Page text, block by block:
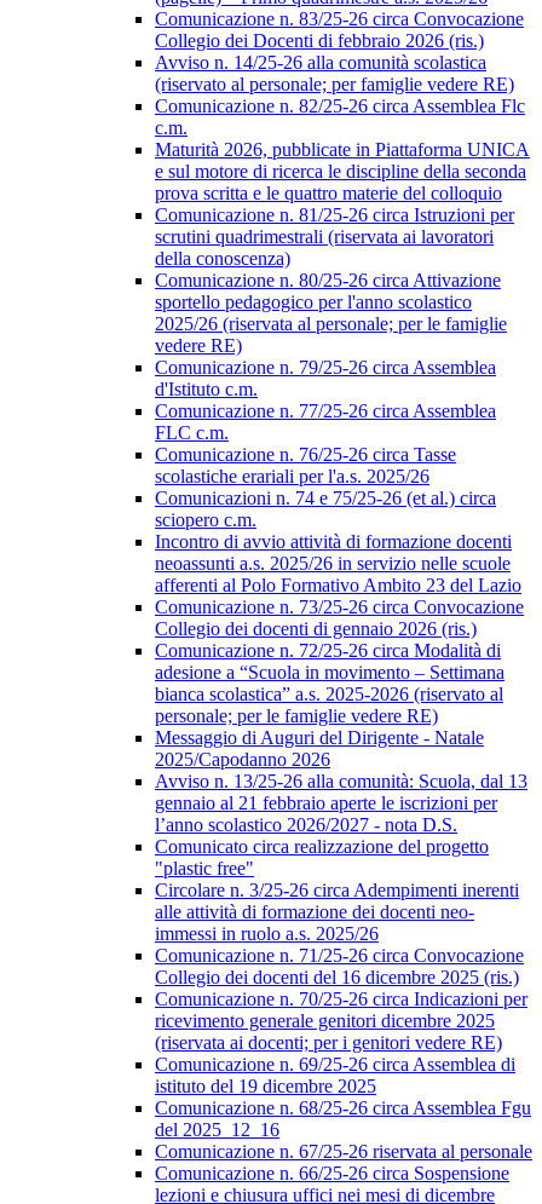
Comunicazione n. 83/25-26 circa Convocazione
Collegio dei Docenti di febbraio 2026 (ris.)
Avviso n. 14/25-26 alla comunità scolastica
(riservato al personale; per famiglie vedere RE)
Comunicazione n. 82/25-26 circa Assemblea Flc
c.m.
Maturità 2026, pubblicate in Piattaforma UNICA
e sul motore di ricerca le discipline della seconda
prova scritta e le quattro materie del colloquio
Comunicazione n. 81/25-26 circa Istruzioni per
scrutini quadrimestrali (riservata ai lavoratori
della conoscenza)
Comunicazione n. 80/25-26 circa Attivazione
sportello pedagogico per l'anno scolastico
2025/26 (riservata al personale; per le famiglie
vedere RE)
Comunicazione n. 79/25-26 circa Assemblea
d'Istituto c.m.
Comunicazione n. 77/25-26 circa Assemblea
FLC c.m.
Comunicazione n. 76/25-26 circa Tasse
scolastiche erariali per l'a.s. 2025/26
Comunicazioni n. 74 e 75/25-26 (et al.) circa
sciopero c.m.
Incontro di avvio attività di formazione docenti
neoassunti a.s. 2025/26 in servizio nelle scuole
afferenti al Polo Formativo Ambito 23 del Lazio
Comunicazione n. 73/25-26 circa Convocazione
Collegio dei docenti di gennaio 2026 (ris.)
Comunicazione n. 72/25-26 circa Modalità di
adesione a “Scuola in movimento – Settimana
bianca scolastica” a.s. 2025-2026 (riservato al
personale; per le famiglie vedere RE)
Messaggio di Auguri del Dirigente - Natale
2025/Capodanno 2026
Avviso n. 13/25-26 alla comunità: Scuola, dal 13
gennaio al 21 febbraio aperte le iscrizioni per
l’anno scolastico 2026/2027 - nota D.S.
Comunicato circa realizzazione del progetto
"plastic free"
Circolare n. 3/25-26 circa Adempimenti inerenti
alle attività di formazione dei docenti neo-
immessi in ruolo a.s. 2025/26
Comunicazione n. 71/25-26 circa Convocazione
Collegio dei docenti del 16 dicembre 2025 (ris.)
Comunicazione n. 70/25-26 circa Indicazioni per
ricevimento generale genitori dicembre 2025
(riservata ai docenti; per i genitori vedere RE)
Comunicazione n. 69/25-26 circa Assemblea di
istituto del 19 dicembre 2025
Comunicazione n. 68/25-26 circa Assemblea Fgu
del 2025_12_16
Comunicazione n. 67/25-26 riservata al personale
Comunicazione n. 66/25-26 circa Sospensione
lezioni e chiusura uffici nei mesi di dicembre